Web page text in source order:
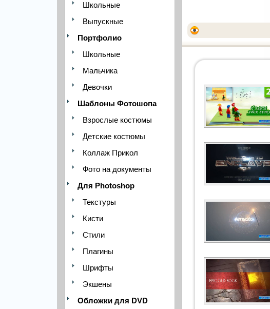
Школьные
Выпускные
Портфолио
Школьные
Мальчика
Девочки
Шаблоны Фотошопа
Взрослые костюмы
Детские костюмы
Коллаж Прикол
Фото на документы
Для Photoshop
Текстуры
Кисти
Стили
Плагины
Шрифты
Экшены
Обложки для DVD